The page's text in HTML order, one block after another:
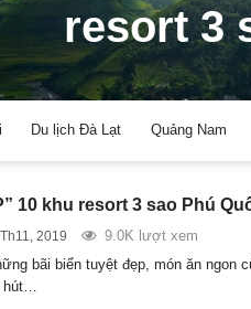
resort 3
Du lịch Đà Lạt Quảng Nam
10 khu resort 3 sao Phú
2019
9.0K lượt xem
bãi biển tuyệt đẹp, món ăn ngon
hút…